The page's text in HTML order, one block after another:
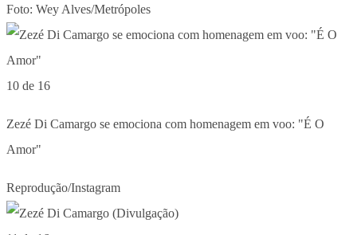
Foto: Wey Alves/Metrópoles
10 de 16
Zezé Di Camargo se emociona com homenagem em voo: "É O
Amor"
Reprodução/Instagram